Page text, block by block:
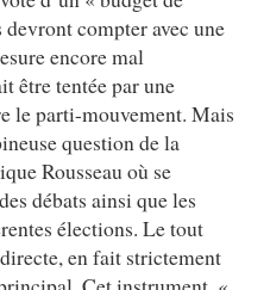
compter avec une
encore mal
être tentée par une
le parti-mouvement. Mais
question de la
Rousseau où se
débats ainsi que les
élections. Le tout
en fait strictement